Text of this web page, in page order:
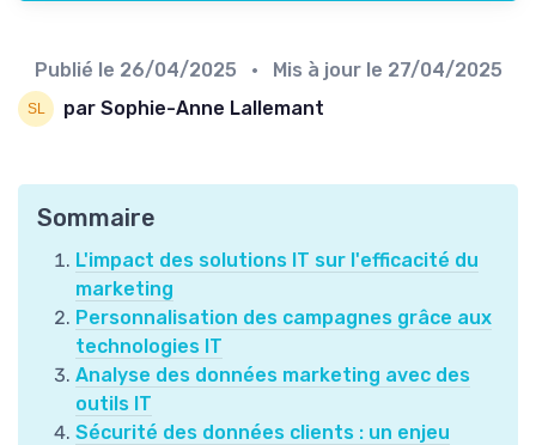
Publié le 26/04/2025 • Mis à jour le 27/04/2025
par Sophie-Anne Lallemant
Sommaire
L'impact des solutions IT sur l'efficacité du
marketing
Personnalisation des campagnes grâce aux
technologies IT
Analyse des données marketing avec des
outils IT
Sécurité des données clients : un enjeu